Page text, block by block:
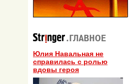
Юлия Навальная не
справилась с ролью
вдовы героя